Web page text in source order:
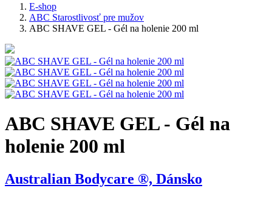
E-shop
ABC Starostlivosť pre mužov
ABC SHAVE GEL - Gél na holenie 200 ml
ABC SHAVE GEL - Gél na
holenie 200 ml
Australian Bodycare ®, Dánsko